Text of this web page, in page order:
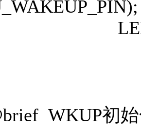
WKUP初